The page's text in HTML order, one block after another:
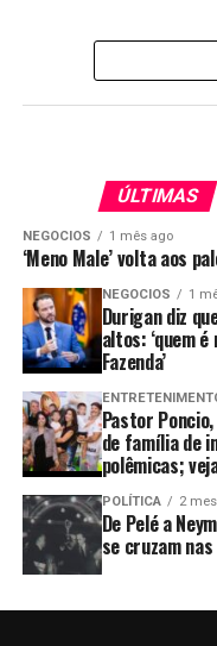
ÚLTIMAS
NEGOCIOS 1 mês ago
‘Meno Male’ volta aos
NEGOCIOS 1
Durigan diz
altos: ‘quem
Fazenda’
Pastor
de família de
polêmicas;
POLÍTICA 2
De Pelé a
se cruzam nas